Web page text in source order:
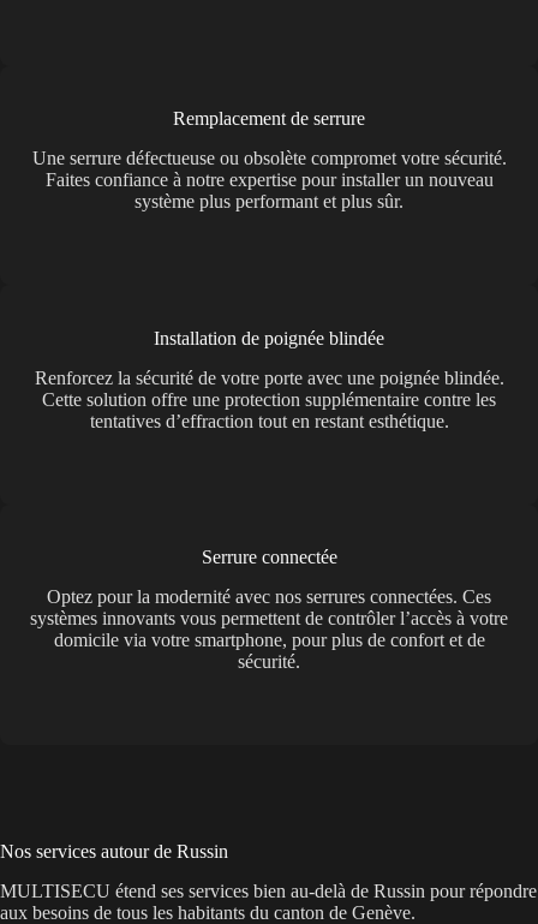
Remplacement de serrure
Une serrure défectueuse ou obsolète compromet votre sécurité.
Faites confiance à notre expertise pour installer un nouveau
système plus performant et plus sûr.
Installation de poignée blindée
Renforcez la sécurité de votre porte avec une poignée blindée.
Cette solution offre une protection supplémentaire contre les
tentatives d’effraction tout en restant esthétique.
Serrure connectée
Optez pour la modernité avec nos serrures connectées. Ces
systèmes innovants vous permettent de contrôler l’accès à votre
domicile via votre smartphone, pour plus de confort et de
sécurité.
Nos services autour de Russin
MULTISECU étend ses services bien au-delà de Russin pour répondre
aux besoins de tous les habitants du canton de Genève.